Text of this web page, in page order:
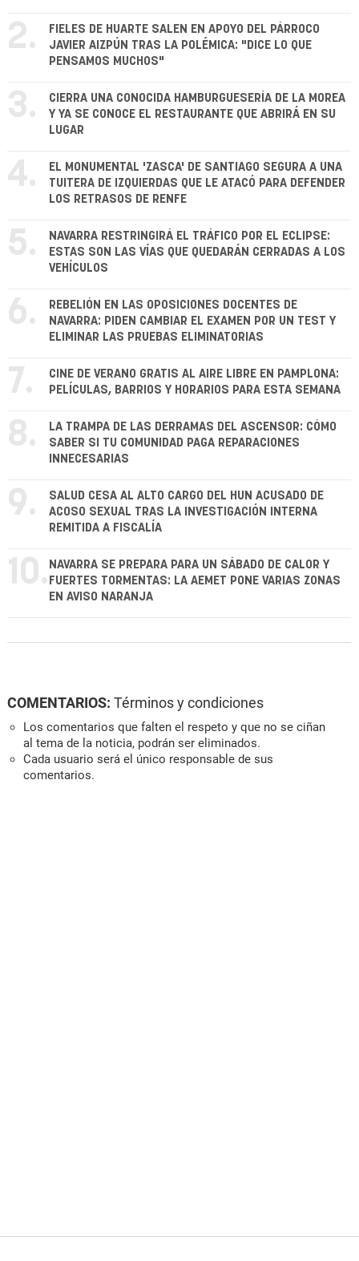
2.
FIELES DE HUARTE SALEN EN APOYO DEL PÁRROCO
JAVIER AIZPÚN TRAS LA POLÉMICA: "DICE LO QUE
PENSAMOS MUCHOS"
3.
CIERRA UNA CONOCIDA HAMBURGUESERÍA DE LA MOREA
Y YA SE CONOCE EL RESTAURANTE QUE ABRIRÁ EN SU
LUGAR
4.
EL MONUMENTAL 'ZASCA' DE SANTIAGO SEGURA A UNA
TUITERA DE IZQUIERDAS QUE LE ATACÓ PARA DEFENDER
LOS RETRASOS DE RENFE
5.
NAVARRA RESTRINGIRÁ EL TRÁFICO POR EL ECLIPSE:
ESTAS SON LAS VÍAS QUE QUEDARÁN CERRADAS A LOS
VEHÍCULOS
6.
REBELIÓN EN LAS OPOSICIONES DOCENTES DE
NAVARRA: PIDEN CAMBIAR EL EXAMEN POR UN TEST Y
ELIMINAR LAS PRUEBAS ELIMINATORIAS
7.
CINE DE VERANO GRATIS AL AIRE LIBRE EN PAMPLONA:
PELÍCULAS, BARRIOS Y HORARIOS PARA ESTA SEMANA
8.
LA TRAMPA DE LAS DERRAMAS DEL ASCENSOR: CÓMO
SABER SI TU COMUNIDAD PAGA REPARACIONES
INNECESARIAS
9.
SALUD CESA AL ALTO CARGO DEL HUN ACUSADO DE
ACOSO SEXUAL TRAS LA INVESTIGACIÓN INTERNA
REMITIDA A FISCALÍA
10. NAVARRA SE PREPARA PARA UN SÁBADO DE CALOR Y
FUERTES TORMENTAS: LA AEMET PONE VARIAS ZONAS
EN AVISO NARANJA
COMENTARIOS: Términos y condiciones
Los comentarios que falten el respeto y que no se ciñan
al tema de la noticia, podrán ser eliminados.
Cada usuario será el único responsable de sus
comentarios.